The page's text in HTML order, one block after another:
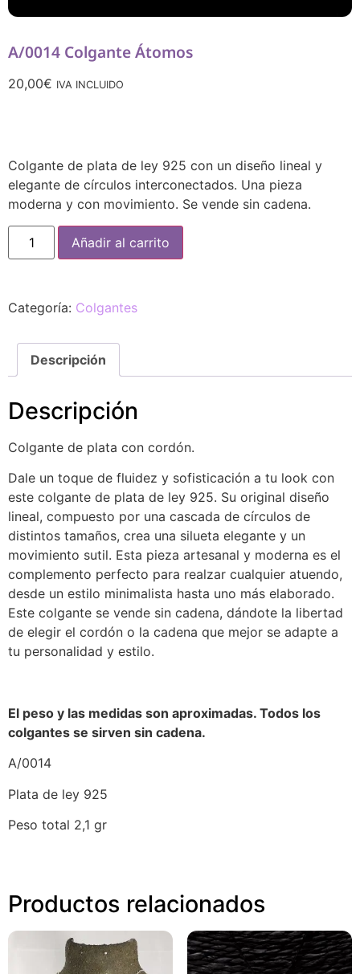
A/0014 Colgante Átomos
20,00€ IVA INCLUIDO
Colgante de plata de ley 925 con un diseño lineal y
elegante de círculos interconectados. Una pieza
moderna y con movimiento. Se vende sin cadena.
Añadir al carrito
Categoría: Colgantes
Descripción
Descripción
Colgante de plata con cordón.
Dale un toque de fluidez y sofisticación a tu look con
este colgante de plata de ley 925. Su original diseño
lineal, compuesto por una cascada de círculos de
distintos tamaños, crea una silueta elegante y un
movimiento sutil. Esta pieza artesanal y moderna es el
complemento perfecto para realzar cualquier atuendo,
desde un estilo minimalista hasta uno más elaborado.
Este colgante se vende sin cadena, dándote la libertad
de elegir el cordón o la cadena que mejor se adapte a
tu personalidad y estilo.
El peso y las medidas son aproximadas. Todos los
colgantes se sirven sin cadena.
A/0014
Plata de ley 925
Peso total 2,1 gr
Productos relacionados